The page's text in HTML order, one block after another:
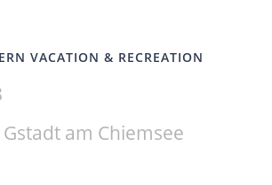
VACATION & RECREATION
Gstadt am Chiemsee